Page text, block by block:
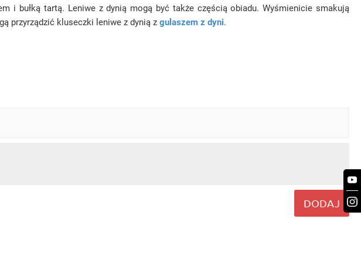
i bułką tartą. Leniwe z dynią mogą być także częścią obiadu. Wyśmienicie smakują
przyrządzić kluseczki leniwe z dynią z gulaszem z dyni.
DODAJ